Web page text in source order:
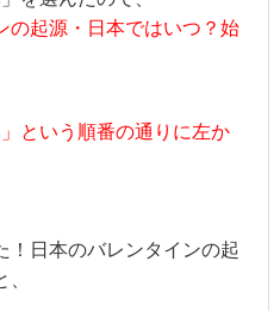
の起源・日本ではいつ？始
という順番の通りに左か
！日本のバレンタインの起